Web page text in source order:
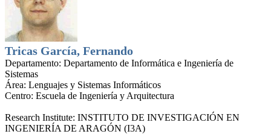
Tricas García, Fernando
Departamento: Departamento de Informática e Ingeniería de
Sistemas
Área: Lenguajes y Sistemas Informáticos
Centro: Escuela de Ingeniería y Arquitectura
Research Institute: INSTITUTO DE INVESTIGACIÓN EN
INGENIERÍA DE ARAGÓN (I3A)